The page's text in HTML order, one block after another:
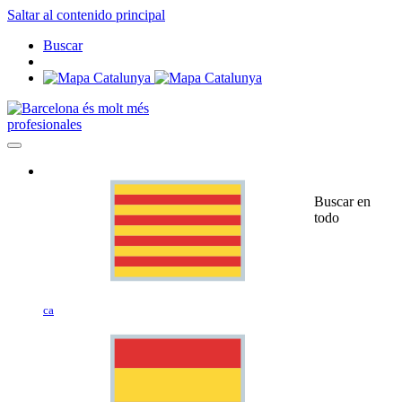
Saltar al contenido principal
Buscar
profesionales
ca
Buscar en
todo